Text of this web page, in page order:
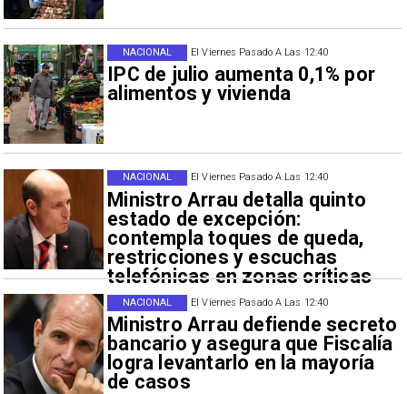
El Viernes Pasado A Las 12:40
IPC de julio aumenta 0,1% por
alimentos y vivienda
NACIONAL
El Viernes Pasado A Las 12:40
Ministro Arrau detalla quinto
estado de excepción:
contempla toques de queda,
restricciones y escuchas
telefónicas en zonas críticas
NACIONAL
El Viernes Pasado A Las 12:40
Ministro Arrau defiende secreto
bancario y asegura que Fiscalía
logra levantarlo en la mayoría
de casos
NACIONAL